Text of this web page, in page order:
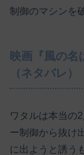
制御のマシンを
映画『風の名
（ネタバレ）
ワタルは本当の
ー制御から抜け
に出ようと誘う